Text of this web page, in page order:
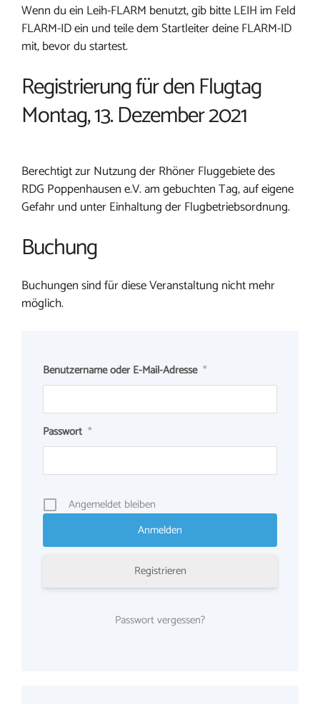
Wenn du ein Leih-FLARM benutzt, gib bitte LEIH im Feld
FLARM-ID ein und teile dem Startleiter deine FLARM-ID
mit, bevor du startest.
Registrierung für den Flugtag
Montag, 13. Dezember 2021
Berechtigt zur Nutzung der Rhöner Fluggebiete des
RDG Poppenhausen e.V. am gebuchten Tag, auf eigene
Gefahr und unter Einhaltung der Flugbetriebsordnung.
Buchung
Buchungen sind für diese Veranstaltung nicht mehr
möglich.
Benutzername oder E-Mail-Adresse *
Passwort *
Angemeldet bleiben
Registrieren
Passwort vergessen?